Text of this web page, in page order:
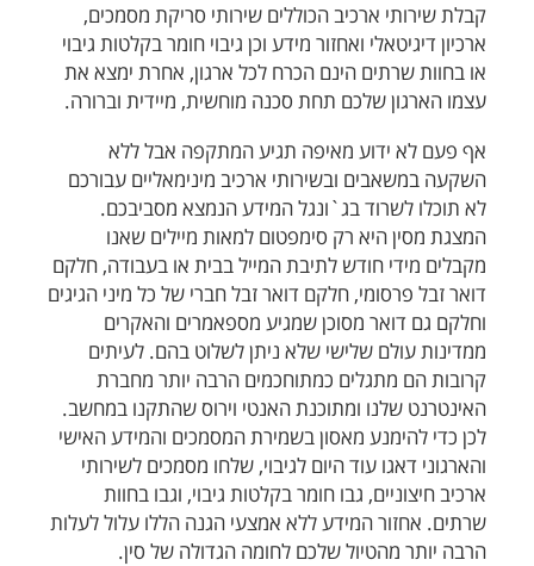
קבלת שירותי ארכיב הכוללים שירותי סריקת מסמכים,
ארכיון דיגיטאלי ואחזור מידע וכן גיבוי חומר בקלטות גיבוי
או בחוות שרתים הינם הכרח לכל ארגון, אחרת ימצא את
עצמו הארגון שלכם תחת סכנה מוחשית, מיידית וברורה.
אף פעם לא ידוע מאיפה תגיע המתקפה אבל ללא
השקעה במשאבים ובשירותי ארכיב מינימאליים עבורכם
לא תוכלו לשרוד בג`ונגל המידע הנמצא מסביבכם.
המצגת מסין היא רק סימפטום למאות מיילים שאנו
מקבלים מידי חודש לתיבת המייל בבית או בעבודה, חלקם
דואר זבל פרסומי, חלקם דואר זבל חברי של כל מיני הגיגים
וחלקם גם דואר מסוכן שמגיע מספאמרים והאקרים
ממדינות עולם שלישי שלא ניתן לשלוט בהם. לעיתים
קרובות הם מתגלים כמתוחכמים הרבה יותר מחברת
האינטרנט שלנו ומתוכנת האנטי וירוס שהתקנו במחשב.
לכן כדי להימנע מאסון בשמירת המסמכים והמידע האישי
והארגוני דאגו עוד היום לגיבוי, שלחו מסמכים לשירותי
ארכיב חיצוניים, גבו חומר בקלטות גיבוי, וגבו בחוות
שרתים. אחזור המידע ללא אמצעי הגנה הללו עלול לעלות
הרבה יותר מהטיול שלכם לחומה הגדולה של סין.